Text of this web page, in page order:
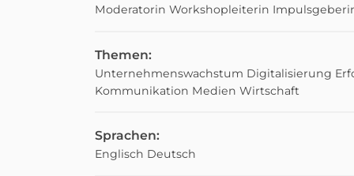
Moderatorin Workshopleiterin
Themen:
Unternehmenswachstum Digitalisierung
Kommunikation Medien Wirtschaft
Sprachen:
Englisch Deutsch